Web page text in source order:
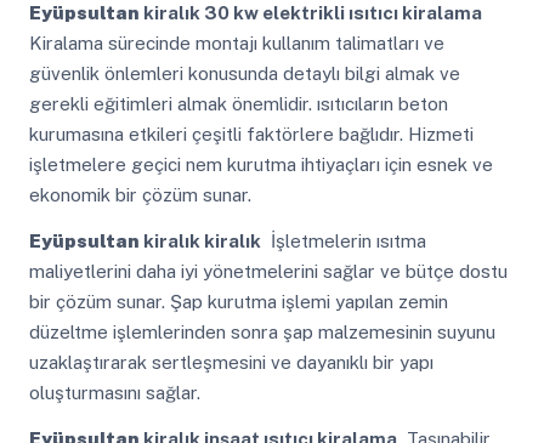
Eyüpsultan kiralık 30 kw elektrikli ısıtıcı kiralama
Kiralama sürecinde montajı kullanım talimatları ve
güvenlik önlemleri konusunda detaylı bilgi almak ve
gerekli eğitimleri almak önemlidir. ısıtıcıların beton
kurumasına etkileri çeşitli faktörlere bağlıdır. Hizmeti
işletmelere geçici nem kurutma ihtiyaçları için esnek ve
ekonomik bir çözüm sunar.
Eyüpsultan kiralık kiralık İşletmelerin ısıtma
maliyetlerini daha iyi yönetmelerini sağlar ve bütçe dostu
bir çözüm sunar. Şap kurutma işlemi yapılan zemin
düzeltme işlemlerinden sonra şap malzemesinin suyunu
uzaklaştırarak sertleşmesini ve dayanıklı bir yapı
oluşturmasını sağlar.
Eyüpsultan kiralık inşaat ısıtıcı kiralamaTaşınabilir